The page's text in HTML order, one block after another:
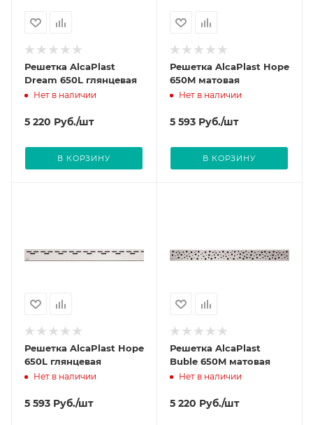
Решетка AlcaPlast
Dream 650L глянцевая
Нет в наличии
5 220 Руб./шт
В КОРЗИНУ
Решетка AlcaPlast Hope
650M матовая
Нет в наличии
5 593 Руб./шт
В КОРЗИНУ
Решетка AlcaPlast Hope
650L глянцевая
Нет в наличии
5 593 Руб./шт
Решетка AlcaPlast
Buble 650M матовая
Нет в наличии
5 220 Руб./шт